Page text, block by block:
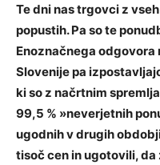
Te dni nas trgovci z
popustih. Pa so te
Enoznačnega
Slovenije pa
ki so z načrtnim
99,5 % »neverjetnih
ugodnih v drugih
tisoč cen in ugotovili,